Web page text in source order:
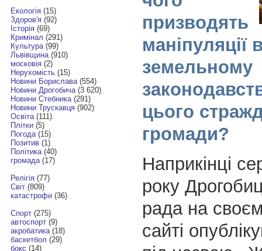
Екологія(15)
Здоров'я(92)
Історія(69)
Кримінал (291)
Культура(99)
Львівщина(910)
московія(2)
Нерухомість(15)
Новини Борислава(554)
Новини Дрогобича(3 620)
Новини Стебника(291)
Новини Трускавця(902)
Освіта(111)
Плітки(5)
Погода(15)
Позитив(1)
Політика(40)
громада(17)
Релігія(77)
Світ(809)
катастрофи(36)
Спорт(275)
автоспорт(9)
акробатика(18)
баскетбол (29)
бокс (14)
призводять
маніпуляції
земельному
цього
громади?
Наприкінці
року
рада на
сайті